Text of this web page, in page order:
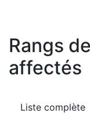
Rangs
affectés
Liste complète